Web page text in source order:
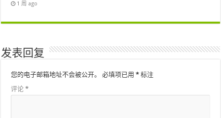
1 周 ago
发表回复
您的电子邮箱地址不会被公开。 必填项已用* 标注
评论*